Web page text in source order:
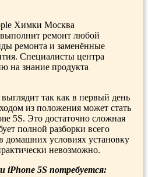
Химки Москва
выполнит ремонт любой
ремонта и заменённые
Специалисты центра
на знание продукта
так как в первый день
из положения может стать
5S. Это достаточно сложная
полной разборки всего
домашних условиях установку
невозможно.
iPhone 5S потребуется: